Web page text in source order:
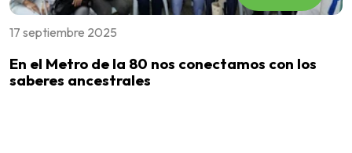
17 septiembre 2025
En el Metro de la 80 nos conectamos con los
saberes ancestrales